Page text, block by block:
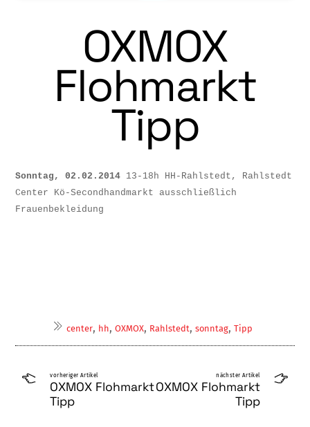
OXMOX
Flohmarkt
Tipp
Sonntag, 02.02.2014 13-18h
HH-Rahlstedt, Rahlstedt
Center
Kö-Secondhandmarkt ausschließlich
Frauenbekleidung
center, hh,OXMOX, Rahlstedt,sonntag,Tipp
vorheriger Artikel
OXMOX Flohmarkt
Tipp
nächster Artikel
OXMOX Flohmarkt
Tipp